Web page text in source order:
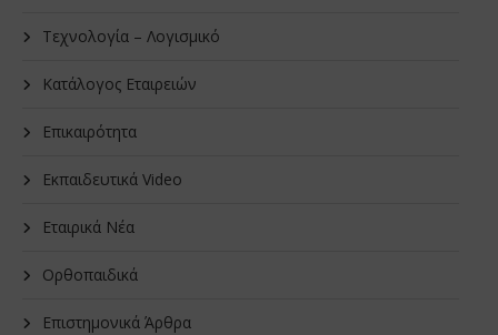
Τεχνολογία – Λογισμικό
Κατάλογος Εταιρειών
Επικαιρότητα
Εκπαιδευτικά Video
Εταιρικά Νέα
Oρθοπαιδικά
Επιστημονικά Άρθρα